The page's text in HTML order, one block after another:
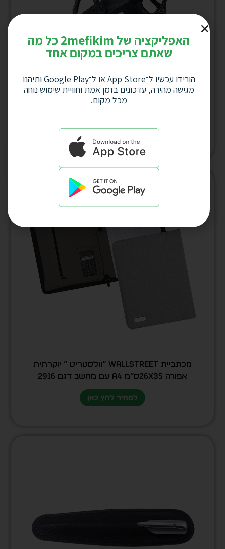
למחיר לחץ כאן
מכתביית Wallstreet “וולסטריט ” יוקרתית
אפורה 26X35ס”מ A4 עם מחשב דגם 2916
למחיר לחץ כאן
האפליקציה של 2mefikim כל מה
שאתם צריכים במקום אחד
הורידו עכשיו ל־App Store או ל־Google Play ותיהנו
מגישה מהירה, עדכונים בזמן אמת וחוויית שימוש נוחה
מכל מקום.